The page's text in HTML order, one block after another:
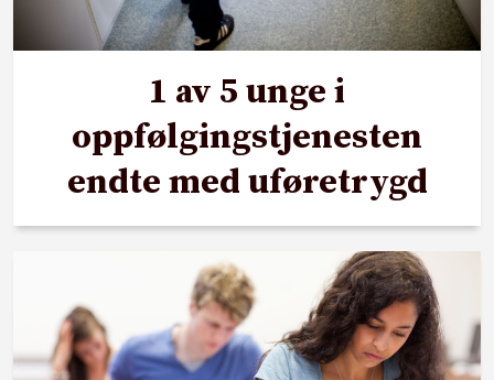
1 av 5 unge i
oppfølgingstjenesten
endte med uføretrygd